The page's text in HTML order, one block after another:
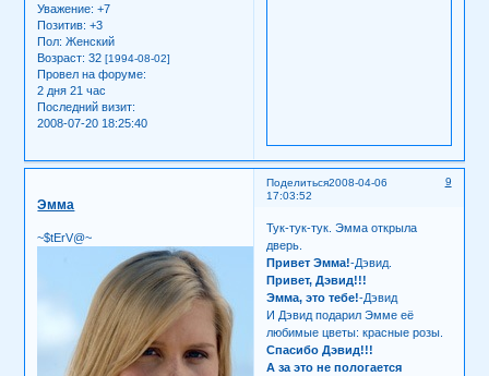
Уважение: +7
Позитив: +3
Пол: Женский
Возраст: 32[1994-08-02]
Провел на форуме:
2 дня 21 час
Последний визит:
2008-07-20 18:25:40
Поделиться 9
2008-04-06
17:03:52
Эмма
~$tErV@~
Тук-тук-тук. Эмма открыла
дверь.
Привет Эмма!-Дэвид.
Привет, Дэвид!!!
Эмма, это тебе!-Дэвид
И Дэвид подарил Эмме её
любимые цветы: красные розы.
Спасибо Дэвид!!!
А за это не пологается